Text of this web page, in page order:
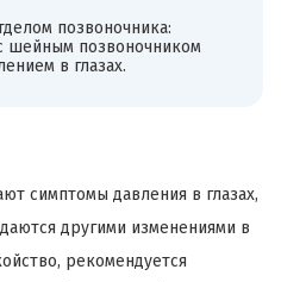
позвоночника:
шейным позвоночником
в глазах.
симптомы давления в глазах,
другими изменениями в
рекомендуется